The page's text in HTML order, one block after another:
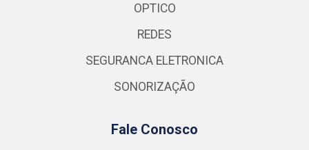
OPTICO
REDES
SEGURANCA ELETRONICA
SONORIZAÇÃO
Fale Conosco